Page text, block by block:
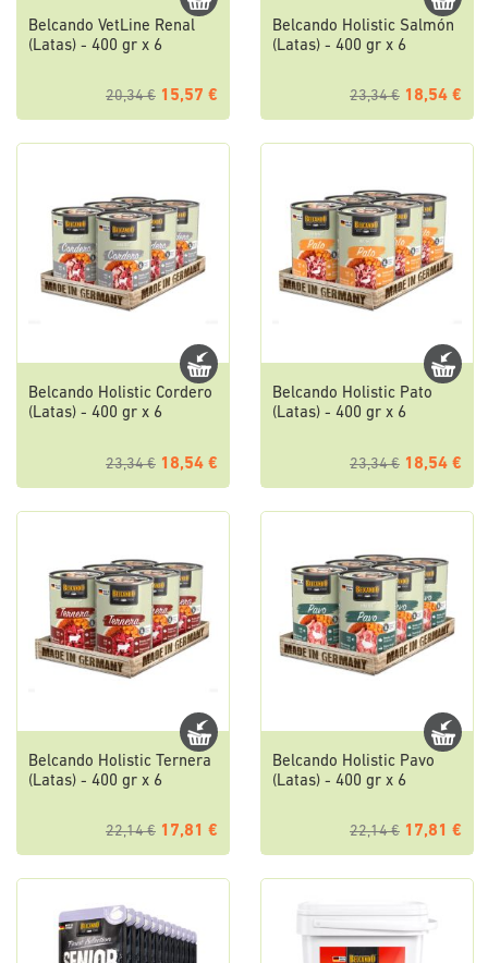
Belcando VetLine Renal
(Latas) - 400 gr x 6
20,34 € 15,57 €
Belcando Holistic Salmón
(Latas) - 400 gr x 6
23,34 € 18,54 €
Belcando Holistic Cordero
(Latas) - 400 gr x 6
23,34 € 18,54 €
Belcando Holistic Pato
(Latas) - 400 gr x 6
23,34 € 18,54 €
Belcando Holistic Ternera
(Latas) - 400 gr x 6
22,14 € 17,81 €
Belcando Holistic Pavo
(Latas) - 400 gr x 6
22,14 € 17,81 €